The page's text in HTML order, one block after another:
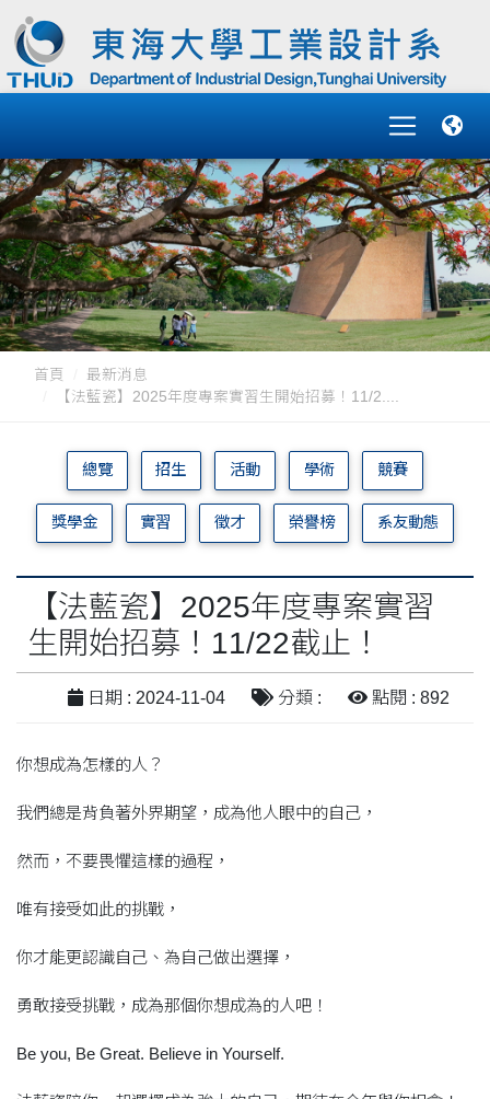
首頁
最新消息
【法藍瓷】2025年度專案實習生開始招募！11/2....
總覽 招生 活動 學術 競賽
獎學金 實習 徵才 榮譽榜 系友動態
【法藍瓷】2025年度專案實習
生開始招募！11/22截止！
日期 : 2024-11-04 分類 : 點閱 : 892
你想成為怎樣的人？
我們總是背負著外界期望，成為他人眼中的自己，
然而，不要畏懼這樣的過程，
唯有接受如此的挑戰，
你才能更認識自己、為自己做出選擇，
勇敢接受挑戰，成為那個你想成為的人吧！
Be you, Be Great. Believe in Yourself.